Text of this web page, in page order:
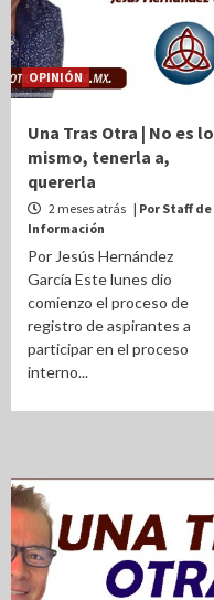
OPINIÓN
Una Tras Otra | No es lo
mismo, tenerla a,
quererla
2 meses atrás | Por Staff de
Información
Por Jesús Hernández
García Este lunes dio
comienzo el proceso de
registro de aspirantes a
participar en el proceso
interno...